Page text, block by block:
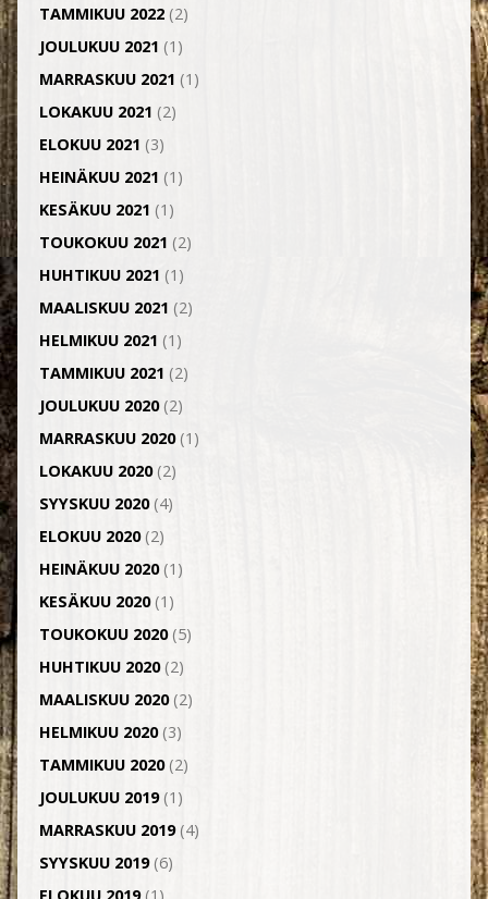
TAMMIKUU 2022(2)
JOULUKUU 2021 (1)
MARRASKUU 2021 (1)
LOKAKUU 2021 (2)
ELOKUU 2021 (3)
HEINÄKUU 2021 (1)
KESÄKUU 2021 (1)
TOUKOKUU 2021 (2)
HUHTIKUU 2021 (1)
MAALISKUU 2021 (2)
HELMIKUU 2021 (1)
TAMMIKUU 2021 (2)
JOULUKUU 2020(2)
MARRASKUU 2020(1)
LOKAKUU 2020(2)
SYYSKUU 2020(4)
ELOKUU 2020(2)
HEINÄKUU 2020(1)
KESÄKUU 2020(1)
TOUKOKUU 2020(5)
HUHTIKUU 2020(2)
MAALISKUU 2020(2)
HELMIKUU 2020(3)
TAMMIKUU 2020(2)
JOULUKUU 2019(1)
MARRASKUU 2019(4)
SYYSKUU 2019(6)